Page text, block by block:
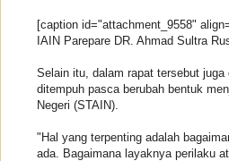
[caption id="attachment_9558"
IAIN Parepare DR. Ahmad Sultra
Selain itu, dalam rapat tersebut
ditempuh pasca berubah bentuk
Negeri (STAIN).
"Hal yang terpenting adalah
ada. Bagaimana layaknya perilaku